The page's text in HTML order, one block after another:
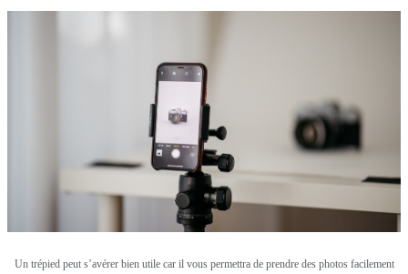
Un trépied peut s’avérer bien utile car il vous permettra de prendre des photos facilement